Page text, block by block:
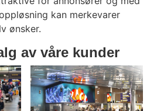
kan merkevarer
ønsker.
av våre kunder